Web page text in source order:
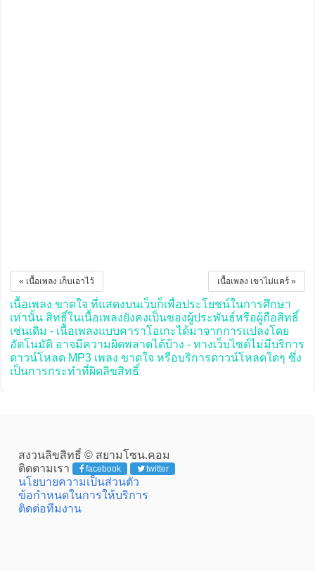
เนื้อเพลง เขาไม่แคร์ »
« เนื้อเพลง เก็บเอาไว้
เนื้อเพลง ขาดใจ ที่แสดงบนเว็บก็เพื่อประโยชน์ในการศึกษา
เท่านั้น สิทธิ์ในเนื้อเพลงยังคงเป็นของผู้ประพันธ์หรือผู้ถือสิทธิ์
เช่นเดิม - เนื้อเพลงแบบคาราโอเกะได้มาจากการแปลงโดย
อัตโนมัติ อาจมีความผิดพลาดได้บ้าง - ทางเว็บไซต์ไม่มีบริการ
ดาวน์โหลด MP3 เพลง ขาดใจ หรือบริการดาวน์โหลดใดๆ ซึ่ง
เป็นการกระทำที่ผิดลิขสิทธิ์
สงวนลิขสิทธิ์ © สยามโซน.คอม
ติดตามเรา
facebook twitter
นโยบายความเป็นส่วนตัว
ข้อกำหนดในการให้บริการ
ติดต่อทีมงาน